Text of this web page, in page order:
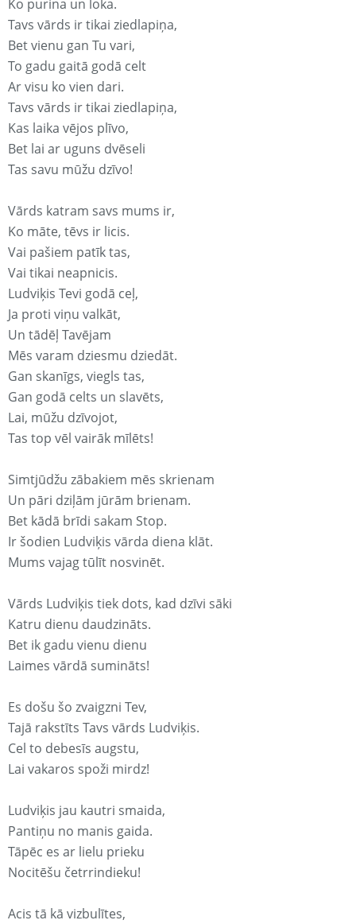
Ko purina un loka.
Tavs vārds ir tikai ziedlapiņa,
Bet vienu gan Tu vari,
To gadu gaitā godā celt
Ar visu ko vien dari.
Tavs vārds ir tikai ziedlapiņa,
Kas laika vējos plīvo,
Bet lai ar uguns dvēseli
Tas savu mūžu dzīvo!
Vārds katram savs mums ir,
Ko māte, tēvs ir licis.
Vai pašiem patīk tas,
Vai tikai neapnicis.
Ludviķis Tevi godā ceļ,
Ja proti viņu valkāt,
Un tādēļ Tavējam
Mēs varam dziesmu dziedāt.
Gan skanīgs, viegls tas,
Gan godā celts un slavēts,
Lai, mūžu dzīvojot,
Tas top vēl vairāk mīlēts!
Simtjūdžu zābakiem mēs skrienam
Un pāri dziļām jūrām brienam.
Bet kādā brīdi sakam Stop.
Ir šodien Ludviķis vārda diena klāt.
Mums vajag tūlīt nosvinēt.
Vārds Ludviķis tiek dots, kad dzīvi sāki
Katru dienu daudzināts.
Bet ik gadu vienu dienu
Laimes vārdā sumināts!
Es došu šo zvaigzni Tev,
Tajā rakstīts Tavs vārds Ludviķis.
Cel to debesīs augstu,
Lai vakaros spoži mirdz!
Ludviķis jau kautri smaida,
Pantiņu no manis gaida.
Tāpēc es ar lielu prieku
Nocitēšu četrrindieku!
Acis tā kā vizbulītes,